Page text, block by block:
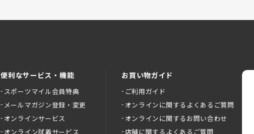
便利なサービス・機能
スポーツマイル会員特典
メールマガジン登録・変更
オンラインサービス
オンライン試着サービス
お買い物ガイド
ご利用ガイド
オンラインに関するよくあるご質問
オンラインに関するお問い合わせ
店舗に関するよくあるご質問